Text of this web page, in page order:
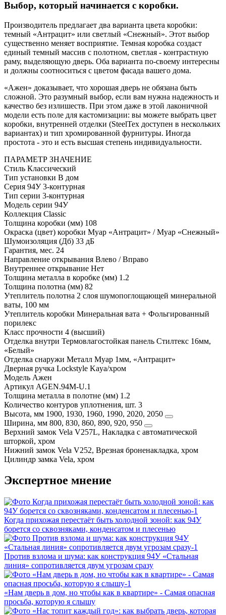
Выбор, который начинается с коробки.
Производитель предлагает два варианта цвета коробки:
темный «Антрацит» или светлый «Снежный». Этот выбор
существенно меняет восприятие. Темная коробка создаст
единый темный массив с полотном, светлая - контрастную
раму, выделяющую дверь. Оба варианта по-своему интересны
и должны соотноситься с цветом фасада вашего дома.
«Ажен» доказывает, что хорошая дверь не обязана быть
сложной. Это разумный выбор, если вам нужна надежность и
качество без излишеств. При этом даже в этой лаконичной
модели есть поле для кастомизации: вы можете выбрать цвет
коробки, внутренней отделки (SteelTex доступен в нескольких
вариантах) и тип хромированной фурнитуры. Иногда
простота - это и есть высшая степень индивидуальности.
ПАРАМЕТР ЗНАЧЕНИЕ
Стиль Классический
Тип установки В дом
Серия 94У 3-контурная
Тип серии 3-контурная
Модель серии 94У
Коллекция Classic
Толщина коробки (мм) 108
Окраска (цвет) коробки Муар «Антрацит» / Муар «Снежный»
Шумоизоляция (Дб) 33 дБ
Гарантия, мес. 24
Направление открывания Влево / Вправо
Внутреннее открывание Нет
Толщина металла в коробке (мм) 1.2
Толщина полотна (мм) 82
Утеплитель полотна 2 слоя шумопоглощающей минеральной
ваты, 100 мм
Утеплитель коробки Минеральная вата + Фольгированный
порилекс
Класс прочности 4 (высший)
Отделка внутри Термовлагостойкая панель Стилтекс 16мм,
«Белый»
Отделка снаружи Металл Муар 1мм, «Антрацит»
Дверная ручка Lockstyle Kaya/хром
Модель Ажен
Артикул AGEN.94M-U.1
Толщина металла в полотне (мм) 1.2
Количество контуров уплотнения, шт. 3
Высота, мм 1900, 1930, 1960, 1990, 2020, 2050
Ширина, мм 800, 830, 860, 890, 920, 950
Верхний замок Vela V257L, Накладка с автоматической
шторкой, хром
Нижний замок Vela V252, Врезная броненакладка, хром
Цилиндр замка Vela, хром
Экспертное мнение
Когда прихожая перестаёт быть холодной зоной: как 94У
борется со сквозняками, конденсатом и плесенью
Против взлома и шума: как конструкция 94У «Стальная
линия» сопротивляется двум угрозам сразу
«Нам дверь в дом, но чтобы как в квартире» - Самая опасная
просьба, которую я слышу